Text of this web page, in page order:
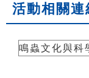
活動相關連
鳴蟲文化與科